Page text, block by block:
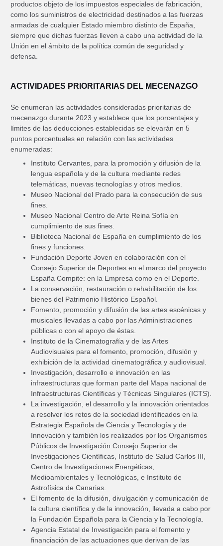
productos objeto de los impuestos especiales de fabricación,
como los suministros de electricidad destinados a las fuerzas
armadas de cualquier Estado miembro distinto de España,
siempre que dichas fuerzas lleven a cabo una actividad de la
Unión en el ámbito de la política común de seguridad y
defensa.
ACTIVIDADES PRIORITARIAS DEL MECENAZGO
Se enumeran las actividades consideradas prioritarias de
mecenazgo durante 2023 y establece que los porcentajes y
límites de las deducciones establecidas se elevarán en 5
puntos porcentuales en relación con las actividades
enumeradas:
Instituto Cervantes, para la promoción y difusión de la
lengua española y de la cultura mediante redes
telemáticas, nuevas tecnologías y otros medios.
Museo Nacional del Prado para la consecución de sus
fines.
Museo Nacional Centro de Arte Reina Sofía en
cumplimiento de sus fines.
Biblioteca Nacional de España en cumplimiento de los
fines y funciones.
Fundación Deporte Joven en colaboración con el
Consejo Superior de Deportes en el marco del proyecto
España Compite: en la Empresa como en el Deporte.
La conservación, restauración o rehabilitación de los
bienes del Patrimonio Histórico Español.
Fomento, promoción y difusión de las artes escénicas y
musicales llevadas a cabo por las Administraciones
públicas o con el apoyo de éstas.
Instituto de la Cinematografía y de las Artes
Audiovisuales para el fomento, promoción, difusión y
exhibición de la actividad cinematográfica y audiovisual.
Investigación, desarrollo e innovación en las
infraestructuras que forman parte del Mapa nacional de
Infraestructuras Científicas y Técnicas Singulares (ICTS).
La investigación, el desarrollo y la innovación orientados
a resolver los retos de la sociedad identificados en la
Estrategia Española de Ciencia y Tecnología y de
Innovación y también los realizados por los Organismos
Públicos de Investigación Consejo Superior de
Investigaciones Científicas, Instituto de Salud Carlos III,
Centro de Investigaciones Energéticas,
Medioambientales y Tecnológicas, e Instituto de
Astrofísica de Canarias.
El fomento de la difusión, divulgación y comunicación de
la cultura científica y de la innovación, llevada a cabo por
la Fundación Española para la Ciencia y la Tecnología.
Agencia Estatal de Investigación para el fomento y
financiación de las actuaciones que derivan de las